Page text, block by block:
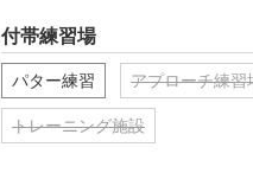
付帯練習場
パター練習 アプローチ練習
トレーニング施設